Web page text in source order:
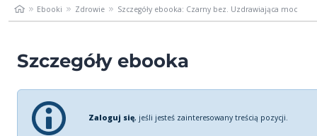
Ebooki Zdrowie Szczegóły ebooka: Czarny bez. Uzdrawiająca moc
Szczegóły ebooka
Zaloguj się, jeśli jesteś zainteresowany treścią pozycji.